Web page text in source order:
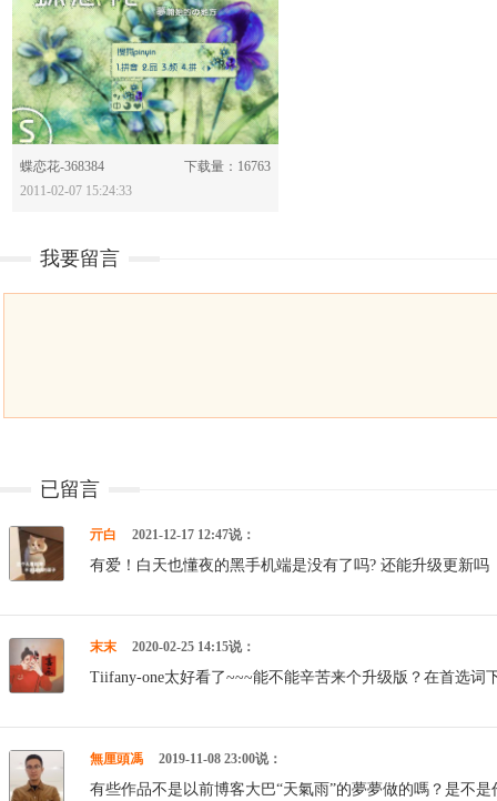
蝶恋花-368384
下载量：16763
2011-02-07 15:24:33
我要留言
已留言
亓白 2021-12-17 12:47说：
有爱！白天也懂夜的黑手机端是没有了吗? 还能升级更新吗
末末 2020-02-25 14:15说：
Tiifany-one太好看了~~~能不能辛苦来个升级版？在首选词
無厘頭馮 2019-11-08 23:00说：
有些作品不是以前博客大巴“天氣雨”的夢夢做的嗎？是不